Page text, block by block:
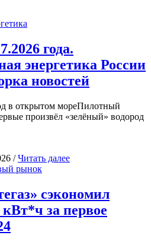
года.
энергетика России
новостей
в открытом мореПилотный
произвёл «зелёный» водород
/Читать далее
рынок
сэкономил
за первое